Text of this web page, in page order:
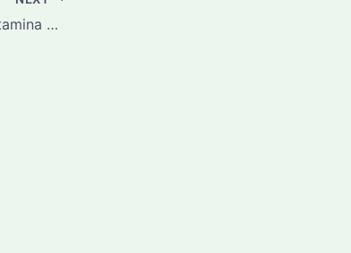
Cerita Perubahan PT Pertamina Patra Niaga FT Simeulue